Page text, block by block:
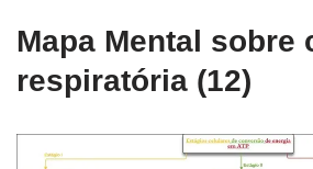
Mapa Mental sobre
respiratória (12)